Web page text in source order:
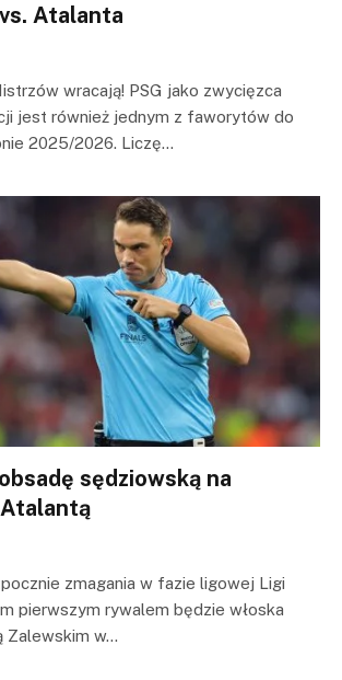
Atalanta
wracają! PSG jako zwycięzca
jest również jednym z faworytów do
2025/2026. Liczę…
sędziowską na
zmagania w fazie ligowej Ligi
pierwszym rywalem będzie włoska
Zalewskim w…